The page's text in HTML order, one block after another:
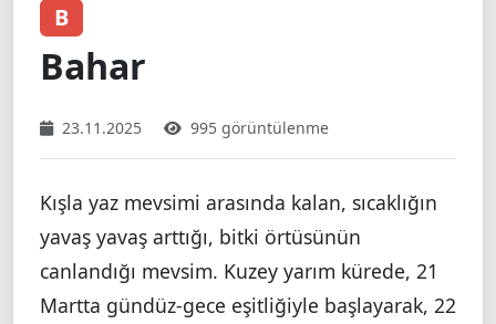
B
Bahar
23.11.2025 995 görüntülenme
Kışla yaz mevsimi arasında kalan, sıcaklığın
yavaş yavaş arttığı, bitki örtüsünün
canlandığı mevsim. Kuzey yarım kürede, 21
Martta gündüz-gece eşitliğiyle başlayarak, 22